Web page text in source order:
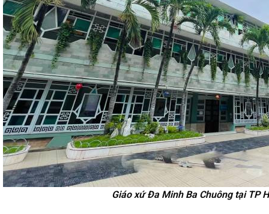
Giáo xứ Đa Minh Ba Chuông tại TP